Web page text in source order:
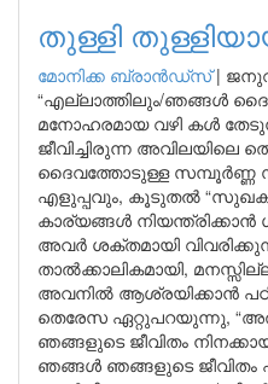
തുള്ളി
മോനിക്ക ബ്രാന്‍ഡ്‌സ്|
“എല്ലാത്തിലും/ഞങ്ങൾ
മനോഹരമായ വഴി കൾ
ജീവിച്ചിരുന്ന അവിലയിലെ
ദൈവത്തോടുള്ള സമ്പൂർണ്ണ
എളുപ്പവും, കൂടുതൽ
കാര്യങ്ങൾ നിയന്ത്രിക്കാൻ
അവർ ശക്തമായി
താൽക്കാലികമായി,
അവനിൽ ആശ്രയിക്കാൻ
തെരേസ ഏറ്റുപറയുന്നു,
ഞങ്ങളുടെ ജീവിതം
ഞങ്ങൾ ഞങ്ങളുടെ ജീവിതം